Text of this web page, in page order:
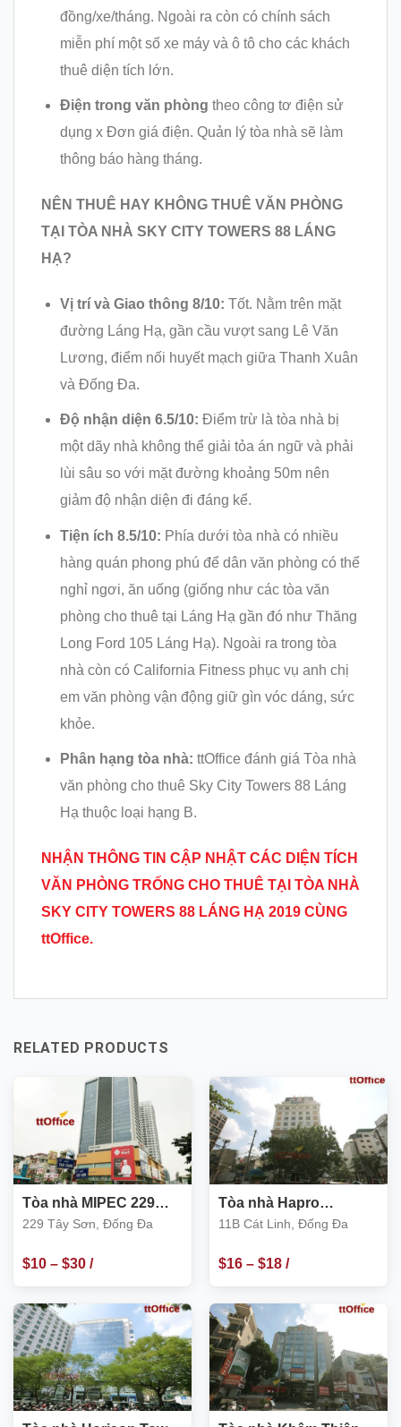
đồng/xe/tháng. Ngoài ra còn có chính sách
miễn phí một số xe máy và ô tô cho các khách
thuê diện tích lớn.
Điện trong văn phòng theo công tơ điện sử
dụng x Đơn giá điện. Quản lý tòa nhà sẽ làm
thông báo hàng tháng.
NÊN THUÊ HAY KHÔNG THUÊ VĂN PHÒNG
TẠI TÒA NHÀ SKY CITY TOWERS 88 LÁNG
HẠ?
Vị trí và Giao thông 8/10: Tốt. Nằm trên mặt
đường Láng Hạ, gần cầu vượt sang Lê Văn
Lương, điểm nối huyết mạch giữa Thanh Xuân
và Đống Đa.
Độ nhận diện 6.5/10: Điểm trừ là tòa nhà bị
một dãy nhà không thể giải tỏa án ngữ và phải
lùi sâu so với mặt đường khoảng 50m nên
giảm độ nhận diện đi đáng kể.
Tiện ích 8.5/10: Phía dưới tòa nhà có nhiều
hàng quán phong phú để dân văn phòng có thể
nghỉ ngơi, ăn uống (giống như các tòa văn
phòng cho thuê tại Láng Hạ gần đó như Thăng
Long Ford 105 Láng Hạ). Ngoài ra trong tòa
nhà còn có California Fitness phục vụ anh chị
em văn phòng vận động giữ gìn vóc dáng, sức
khỏe.
Phân hạng tòa nhà: ttOffice đánh giá Tòa nhà
văn phòng cho thuê Sky City Towers 88 Láng
Hạ thuộc loại hạng B.
NHẬN THÔNG TIN CẬP NHẬT CÁC DIỆN TÍCH
VĂN PHÒNG TRỐNG CHO THUÊ TẠI TÒA NHÀ
SKY CITY TOWERS 88 LÁNG HẠ 2019 CÙNG
ttOffice.
RELATED PRODUCTS
Tòa nhà MIPEC 229
Tây Sơn, Đống Đa
229 Tây Sơn, Đống Đa
$10– $30/
m2
Tòa nhà Hapro
Building 11B Cát Linh
11B Cát Linh, Đống Đa
$16– $18/
m2